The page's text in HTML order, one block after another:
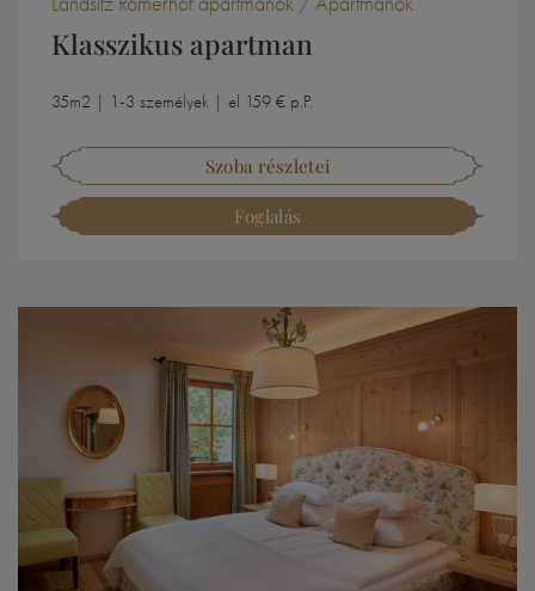
Klasszikus apartman
35m2 | 1-3 személyek | el 159 € p.P.
Szoba részletei
Foglalás